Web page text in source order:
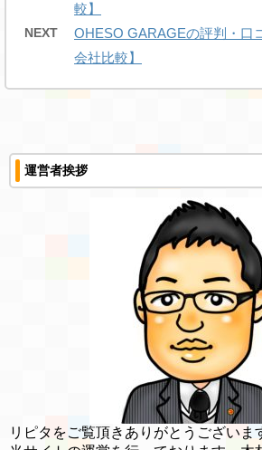
較】
NEXT
OHESO GARAGEの評判・口
会社比較】
運営者挨拶
リピタをご覧頂きありがとうございま